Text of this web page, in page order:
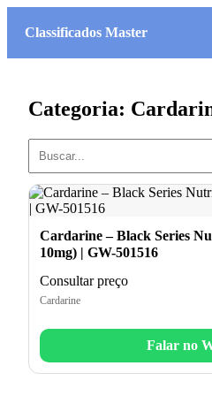
Classificados Master
Categoria:
Cardarine – Black Series
10mg) | GW-501516
Consultar preço
Cardarine
Falar no